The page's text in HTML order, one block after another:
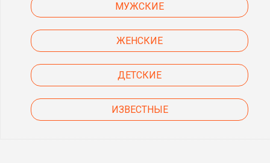
МУЖСКИЕ
ЖЕНСКИЕ
ДЕТСКИЕ
ИЗВЕСТНЫЕ